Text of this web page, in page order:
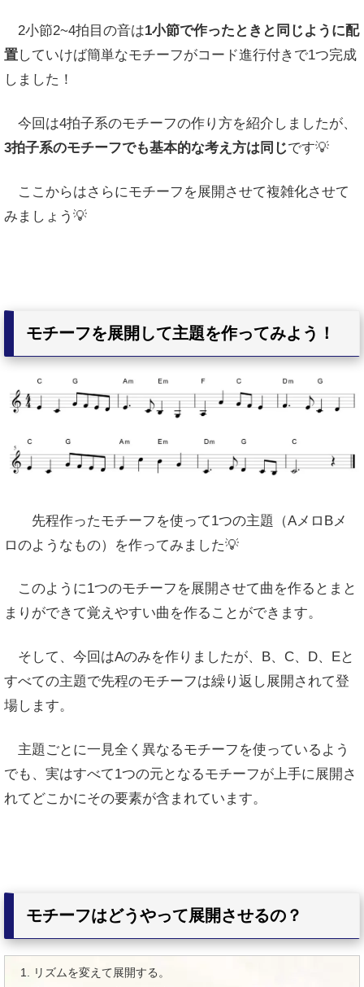
2小節2~4拍目の音は1小節で作ったときと同じように配
置していけば簡単なモチーフがコード進行付きで1つ完成
しました！
今回は4拍子系のモチーフの作り方を紹介しましたが、
3拍子系のモチーフでも基本的な考え方は同じです💡
ここからはさらにモチーフを展開させて複雑化させて
みましょう💡
モチーフを展開して主題を作ってみよう！
先程作ったモチーフを使って1つの主題（AメロBメ
ロのようなもの）を作ってみました💡
このように1つのモチーフを展開させて曲を作るとまと
まりができて覚えやすい曲を作ることができます。
そして、今回はAのみを作りましたが、B、C、D、Eと
すべての主題で先程のモチーフは繰り返し展開されて登
場します。
主題ごとに一見全く異なるモチーフを使っているよう
でも、実はすべて1つの元となるモチーフが上手に展開さ
れてどこかにその要素が含まれています。
モチーフはどうやって展開させるの？
リズムを変えて展開する。